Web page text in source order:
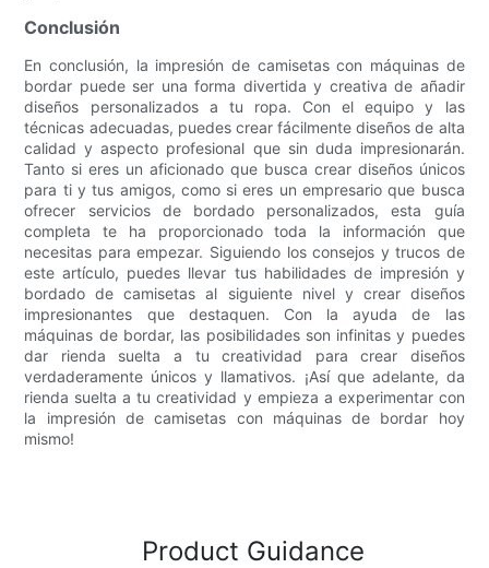
Conclusión
En conclusión, la impresión de camisetas con máquinas de
bordar puede ser una forma divertida y creativa de añadir
diseños personalizados a tu ropa. Con el equipo y las
técnicas adecuadas, puedes crear fácilmente diseños de alta
calidad y aspecto profesional que sin duda impresionarán.
Tanto si eres un aficionado que busca crear diseños únicos
para ti y tus amigos, como si eres un empresario que busca
ofrecer servicios de bordado personalizados, esta guía
completa te ha proporcionado toda la información que
necesitas para empezar. Siguiendo los consejos y trucos de
este artículo, puedes llevar tus habilidades de impresión y
bordado de camisetas al siguiente nivel y crear diseños
impresionantes que destaquen. Con la ayuda de las
máquinas de bordar, las posibilidades son infinitas y puedes
dar rienda suelta a tu creatividad para crear diseños
verdaderamente únicos y llamativos. ¡Así que adelante, da
rienda suelta a tu creatividad y empieza a experimentar con
la impresión de camisetas con máquinas de bordar hoy
mismo!
Product Guidance